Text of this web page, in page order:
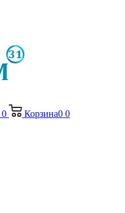
0 Корзина0 0